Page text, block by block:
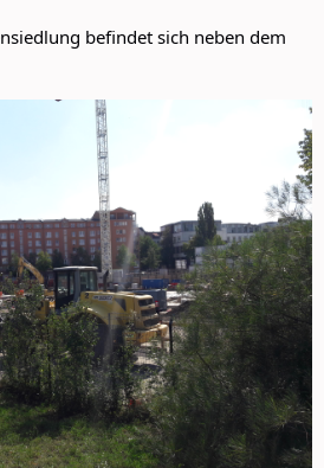
befindet sich neben dem